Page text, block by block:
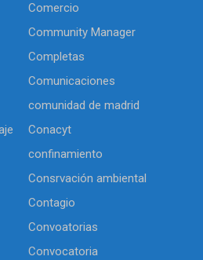
Comercio
Community Manager
Completas
Comunicaciones
comunidad de madrid
Conacyt
confinamiento
Consrvación ambiental
Contagio
Convoatorias
Convocatoria